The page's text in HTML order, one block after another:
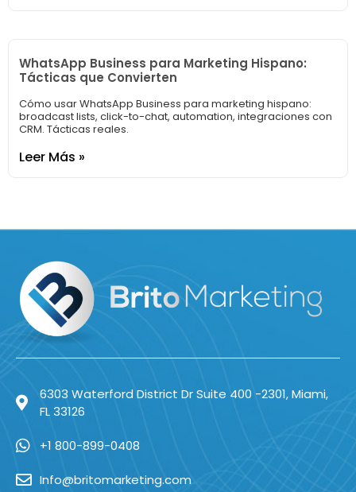
WhatsApp Business para Marketing Hispano:
Tácticas que Convierten
Cómo usar WhatsApp Business para marketing hispano:
broadcast lists, click-to-chat, automation, integraciones con
CRM. Tácticas reales.
Leer Más »
6303 Waterford District Dr Suite 400 -2301, Miami,
FL 33126
+1 800-899-0408
Info@britomarketing.com